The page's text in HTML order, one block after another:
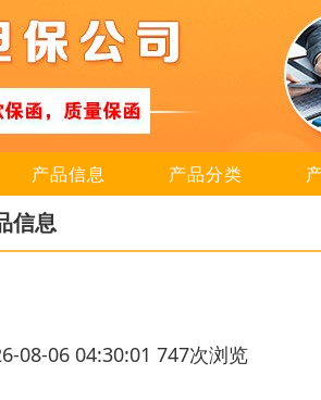
产品信息 产品分类
信息
08-06 04:30:01 747次浏览